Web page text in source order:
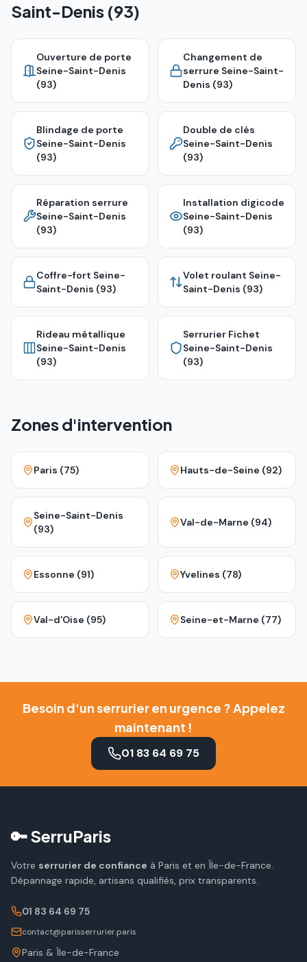
Saint-Denis (93)
Ouverture de porte
Seine-Saint-Denis
(93)
Changement de
serrure Seine-Saint-
Denis (93)
Blindage de porte
Seine-Saint-Denis
(93)
Double de clés
Seine-Saint-Denis
(93)
Réparation serrure
Seine-Saint-Denis
(93)
Installation digicode
Seine-Saint-Denis
(93)
Coffre-fort Seine-
Saint-Denis (93)
Volet roulant Seine-
Saint-Denis (93)
Rideau métallique
Seine-Saint-Denis
(93)
Serrurier Fichet
Seine-Saint-Denis
(93)
Zones d'intervention
Paris (75) Hauts-de-Seine (92)
Seine-Saint-Denis
(93)
Val-de-Marne (94)
Essonne (91) Yvelines (78)
Val-d'Oise (95) Seine-et-Marne (77)
Besoin d'un serrurier en urgence ? Appelez
maintenant !
01 83 64 69 75
🔑 SerruParis
Votre serrurier de confiance à Paris et en Île-de-France.
Dépannage rapide, artisans qualifiés, prix transparents.
01 83 64 69 75
contact@parisserrurier.paris
Paris & Île-de-France